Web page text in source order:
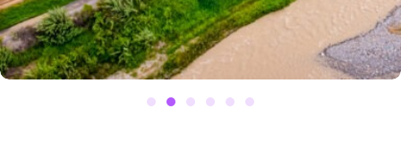
Terrazas de Aucallama